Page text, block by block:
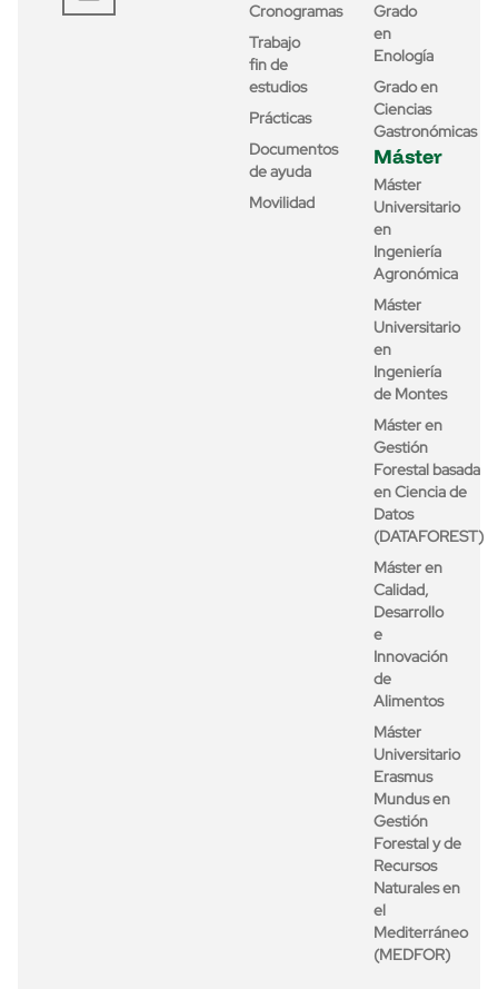
Cronogramas
Trabajo
fin de
estudios
Prácticas
Documentos
de ayuda
Movilidad
Grado
en
Enología
Grado en
Ciencias
Gastronómicas
Máster
Máster
Universitario
en
Ingeniería
Agronómica
Máster
Universitario
en
Ingeniería
de Montes
Máster en
Gestión
Forestal basada
en Ciencia de
Datos
(DATAFOREST)
Máster en
Calidad,
Desarrollo
e
Innovación
de
Alimentos
Máster
Universitario
Erasmus
Mundus en
Gestión
Forestal y de
Recursos
Naturales en
el
Mediterráneo
(MEDFOR)